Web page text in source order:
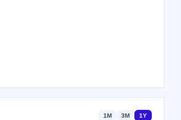
1M 3M 1Y